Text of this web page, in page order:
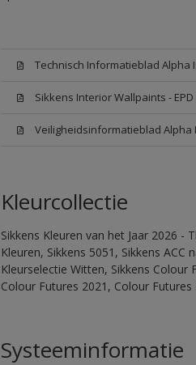
Technisch Informatieblad Alpha
Sikkens Interior Wallpaints -
Veiligheidsinformatieblad Alpha
Kleurcollectie
Sikkens Kleuren van het Jaar 2026 -
Kleuren, Sikkens 5051, Sikkens ACC
Kleurselectie Witten, Sikkens Colour
Colour Futures 2021, Colour
Systeeminformatie